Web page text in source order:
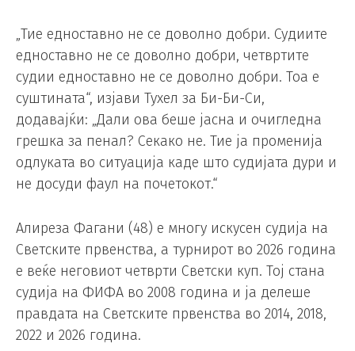
„Тие едноставно не се доволно добри. Судиите
едноставно не се доволно добри, четвртите
судии едноставно не се доволно добри. Тоа е
суштината“, изјави Тухел за Би-Би-Си,
додавајќи: „Дали ова беше јасна и очигледна
грешка за пенал? Секако не. Тие ја променија
одлуката во ситуација каде што судијата дури и
не досуди фаул на почетокот.“
Алиреза Фагани (48) е многу искусен судија на
Светските првенства, а турнирот во 2026 година
е веќе неговиот четврти Светски куп. Тој стана
судија на ФИФА во 2008 година и ја делеше
правдата на Светските првенства во 2014, 2018,
2022 и 2026 година.